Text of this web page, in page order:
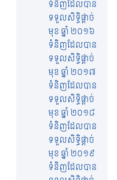
ទំនិញដែលបាន
ទទួលសិទ្ធិផ្តាច់
មុខ ឆ្នាំ ២០១៦
ទំនិញដែលបាន
ទទួលសិទ្ធិផ្តាច់
មុខ ឆ្នាំ ២០១៧
ទំនិញដែលបាន
ទទួលសិទ្ធិផ្តាច់
មុខ ឆ្នាំ ២០១៨
ទំនិញដែលបាន
ទទួលសិទ្ធិផ្តាច់
មុខ ឆ្នាំ ២០១៩
ទំនិញដែលបាន